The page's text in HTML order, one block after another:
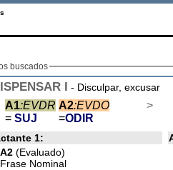
buscados
I - Disculpar, excusar
A1:EVDR
= SUJ
A2:EVDO
=ODIR
>
1:
A2 (Evaluado)
Nominal